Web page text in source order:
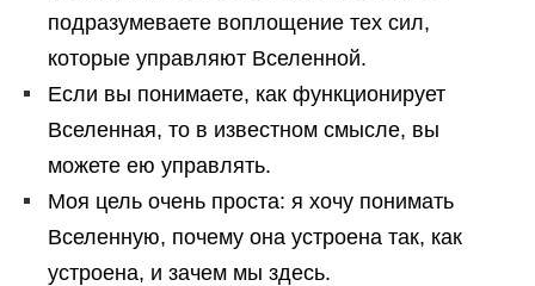
подразумеваете воплощение тех сил,
которые управляют Вселенной.
Если вы понимаете, как функционирует
Вселенная, то в известном смысле, вы
можете ею управлять.
Моя цель очень проста: я хочу понимать
Вселенную, почему она устроена так, как
устроена, и зачем мы здесь.